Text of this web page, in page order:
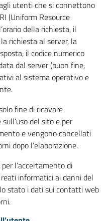
utenti che si connettono
(Uniform Resource
della richiesta, il
richiesta al server, la
il codice numerico
dal server (buon fine,
al sistema operativo e
fine di ricavare
del sito e per
e vengono cancellati
dopo l’elaborazione.
l’accertamento di
informatici ai danni del
stato i dati sui contatti web